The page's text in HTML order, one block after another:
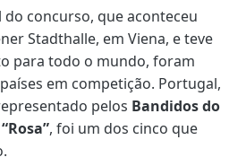
concurso, que aconteceu
Stadthalle, em Viena, e teve
para todo o mundo, foram
em competição. Portugal,
pelos Bandidos do
“Rosa”, foi um dos cinco que